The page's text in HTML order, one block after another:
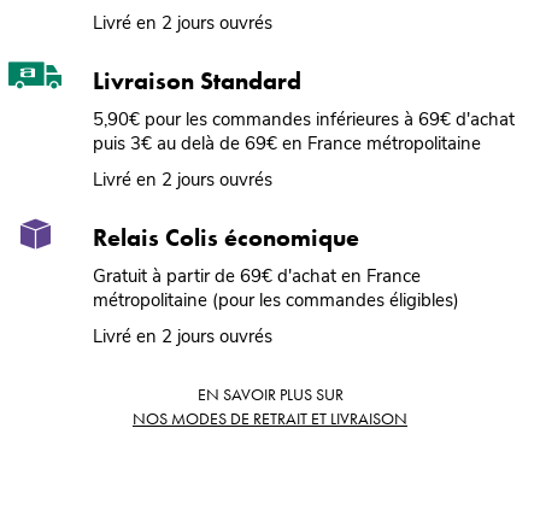
Livré en 2 jours ouvrés
Livraison Standard
5,90€ pour les commandes inférieures à 69€ d'achat
puis 3€ au delà de 69€ en France métropolitaine
Livré en 2 jours ouvrés
Relais Colis économique
Gratuit à partir de 69€ d'achat en France
métropolitaine (pour les commandes éligibles)
Livré en 2 jours ouvrés
EN SAVOIR PLUS SUR
NOS MODES DE RETRAIT ET LIVRAISON